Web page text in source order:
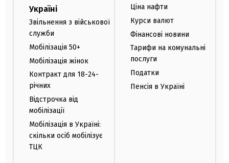
Україні
Звільнення з військової
служби
Мобілізація 50+
Мобілізація жінок
Контракт для 18-24-
річних
Відстрочка від
мобілізації
Мобілізація в Україні:
скільки осіб мобілізує
ТЦК
Ціна нафти
Курси валют
Фінансові новини
Тарифи на комунальні
послуги
Податки
Пенсія в Україні